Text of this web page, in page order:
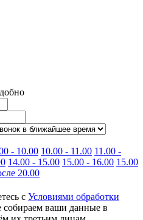
- 10.00 10.00 - 11.00 11.00 -
14.00 - 15.00 15.00 - 16.00 15.00
20.00
с Условиями обработки
ваши данные в